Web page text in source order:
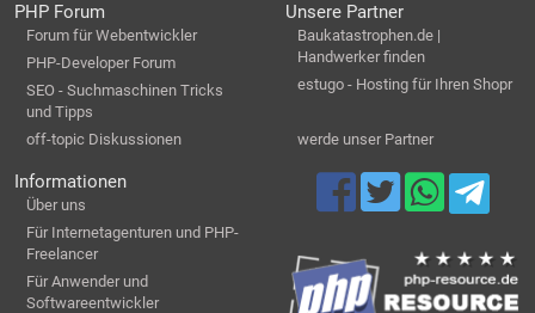
PHP Forum
Forum für Webentwickler
PHP-Developer Forum
SEO - Suchmaschinen Tricks
und Tipps
off-topic Diskussionen
Unsere Partner
Baukatastrophen.de |
Handwerker finden
estugo - Hosting für Ihren Shopr
werde unser Partner
Informationen
Über uns
Für Internetagenturen und PHP-
Freelancer
Für Anwender und
Softwareentwickler